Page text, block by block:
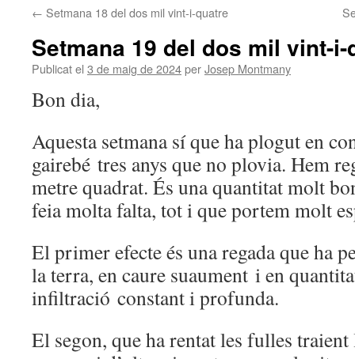
← Setmana 18 del dos mil vint-i-quatre
Setmana 19 del dos mil vint-i-
Publicat el 3 de maig de 2024perJosep Montmany
Bon dia,
Aquesta setmana sí que ha plogut en
gairebé tres anys que no plovia. Hem
metre quadrat. És una quantitat molt
feia molta falta, tot i que portem molt
El primer efecte és una regada que ha
la terra, en caure suaument i en
infiltració constant i profunda.
El segon, que ha rentat les fulles